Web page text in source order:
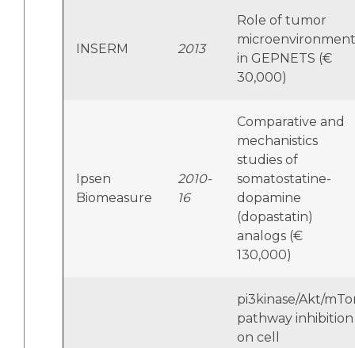
INSERM 2013
Role of tumor
microenvironment
in GEPNETS (€
30,000)
Ipsen
Biomeasure
2010-
16
Comparative and
mechanistics
studies of
somatostatine-
dopamine
(dopastatin)
analogs (€
130,000)
pi3kinase/Akt/
pathway inhibition
on cell